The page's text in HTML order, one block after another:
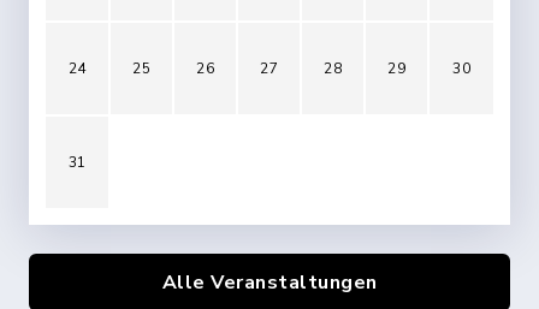
24 25 26 27 28 29 30
31
Alle Veranstaltungen